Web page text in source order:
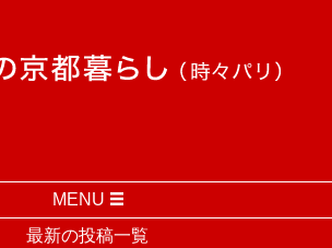
MENU
最新の投稿一覧